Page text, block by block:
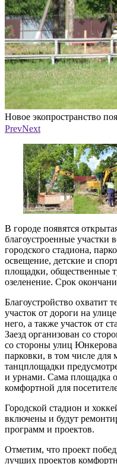
Новое экопространство
Фото: районная газета
PrevNext
В городе появятся
благоустроенные участки
городского стадиона,
освещение, детские и
площадки, общественные
озеленение. Срок
Благоустройство охватит
участок от дороги на
него, а также участок от
Заезд организован со
со стороны улиц
парковки, в том числе
танцплощадки
и урнами. Сама площадка
комфортной для
Городской стадион и
включены и будут
программ и проектов.
Отметим, что проект
лучших проектов